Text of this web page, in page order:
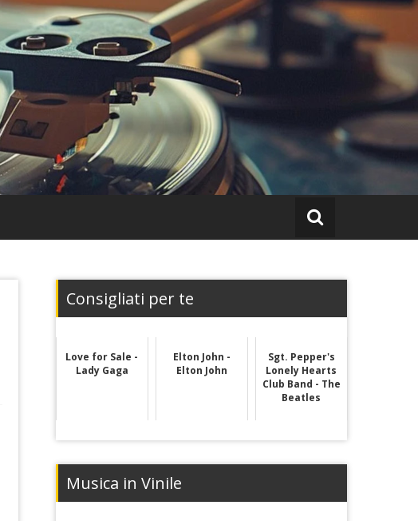
Consigliati per te
Love for Sale -
Lady Gaga
Elton John -
Elton John
Sgt. Pepper's
Lonely Hearts
Club Band - The
Beatles
Musica in Vinile